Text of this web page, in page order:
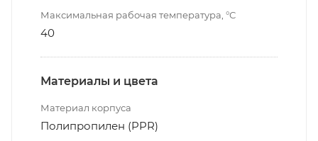
Максимальная рабочая температура, °С
40
Материалы и цвета
Материал корпуса
Полипропилен (PPR)